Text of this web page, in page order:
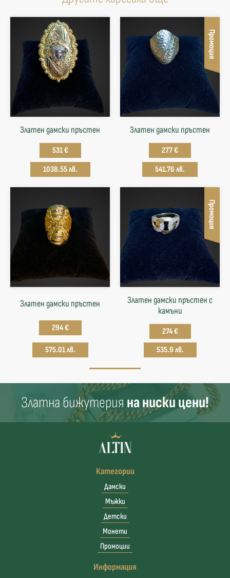
Златен дамски пръстен
531 €
1038.55 лв.
Промоция
Златен дамски пръстен
277 €
541.76 лв.
Златен дамски пръстен
294 €
575.01 лв.
Промоция
Златен дамски пръстен с
камъни
274 €
535.9 лв.
Златна бижутерия на ниски цени!
Категории
Дамски
Мъжки
Детски
Монети
Промоции
Информация